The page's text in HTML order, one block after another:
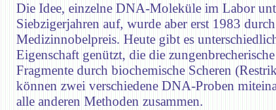
Die Idee, einzelne DNA-Moleküle im Labor
Siebzigerjahren auf, wurde aber erst 1983
Medizinnobelpreis. Heute gibt es
Eigenschaft genützt, die die
Fragmente durch biochemische Scheren
können zwei verschiedene DNA-Proben
alle anderen Methoden zusammen.